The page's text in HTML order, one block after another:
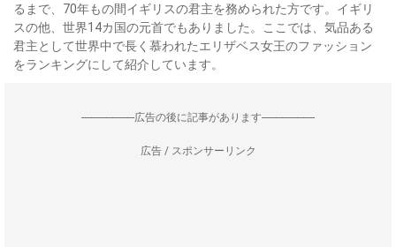
るまで、70年もの間イギリスの君主を務められた方です。イギリ
スの他、世界14カ国の元首でもありました。ここでは、気品ある
君主として世界中で長く慕われたエリザベス女王のファッション
をランキングにして紹介しています。
--------------------広告の後に記事があります--------------------
広告 / スポンサーリンク